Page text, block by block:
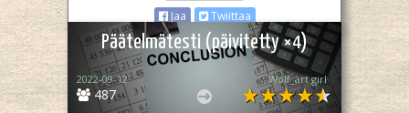
Jaa
Twiittaa
Päätelmätesti (päivitetty ×4)
487
2022-09-12 Wolf_art girl ‎